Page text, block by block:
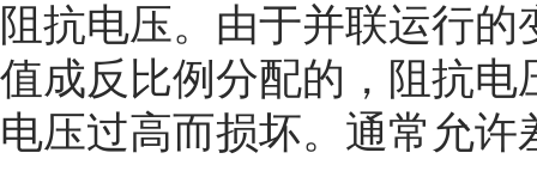
阻抗电压。由于并联运行
值成反比例分配的，阻抗
电压过高而损坏。通常允许